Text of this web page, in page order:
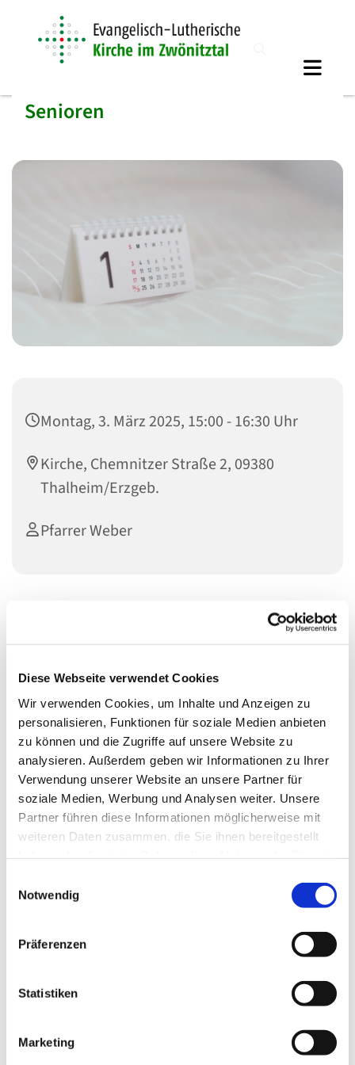
Diese Webseite verwendet Cookies
Wir verwenden Cookies, um Inhalte und Anzeigen zu
personalisieren, Funktionen für soziale Medien anbieten
zu können und die Zugriffe auf unsere Website zu
analysieren. Außerdem geben wir Informationen zu Ihrer
Verwendung unserer Website an unsere Partner für
soziale Medien, Werbung und Analysen weiter. Unsere
Partner führen diese Informationen möglicherweise mit
weiteren Daten zusammen, die Sie ihnen bereitgestellt
Notwendig
Präferenzen
Statistiken
Marketing
Senioren
Montag, 3. März 2025, 15:00 - 16:30 Uhr
Kirche, Chemnitzer Straße 2, 09380
Thalheim/Erzgeb.
Pfarrer Weber
Dies könnte Sie auch interessieren